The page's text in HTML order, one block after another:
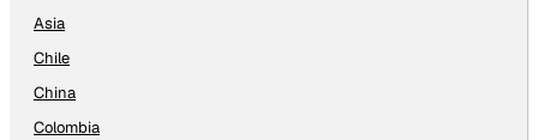
Asia
Chile
China
Colombia